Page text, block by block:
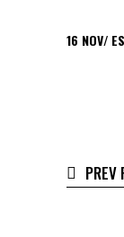
16 NOV
PREV